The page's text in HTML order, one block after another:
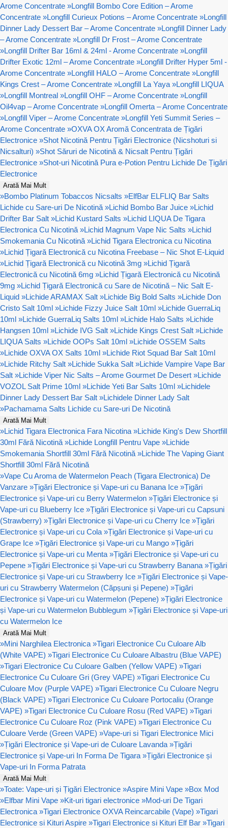
Arome Concentrate »Longfill Bombo Core Edition – Arome
Concentrate »Longfill Curieux Potions – Arome Concentrate »Longfill
Dinner Lady Dessert Bar – Arome Concentrate »Longfill Dinner Lady
– Arome Concentrate »Longfill Dr Frost – Arome Concentrate
»Longfill Drifter Bar 16ml & 24ml - Arome Concentrate »Longfill
Drifter Exotic 12ml – Arome Concentrate »Longfill Drifter Hyper 5ml -
Arome Concentrate »Longfill HALO – Arome Concentrate »Longfill
Kings Crest – Arome Concentrate »Longfill La Yaya »Longfill LIQUA
»Longfill Montreal »Longfill OHF – Arome Concentrate »Longfill
Oil4vap – Arome Concentrate »Longfill Omerta – Arome Concentrate
»Longfill Viper – Arome Concentrate »Longfill Yeti Summit Series –
Arome Concentrate »OXVA OX Aromă Concentrata de Țigări
Electronice »Shot Nicotină Pentru Țigări Electronice (Nicshoturi si
Nicsalturi) »Shot Săruri de Nicotină & Nicsalt Pentru Țigări
Electronice »Shot-uri Nicotină Pura e-Potion Pentru Lichide De Țigări
Electronice
Arată Mai Mult
»Bombo Platinum Tobaccos Nicsalts »ElfBar ELFLIQ Bar Salts
Lichide cu Sare-uri De Nicotină »Lichid Bombo Bar Juice »Lichid
Drifter Bar Salt »Lichid Kustard Salts »Lichid LIQUA De Tigara
Electronica Cu Nicotină »Lichid Magnum Vape Nic Salts »Lichid
Smokemania Cu Nicotină »Lichid Tigara Electronica cu Nicotina
»Lichid Țigară Electronică cu Nicotina Freebase – Nic Shot E-Liquid
»Lichid Țigară Electronică cu Nicotină 3mg »Lichid Țigară
Electronică cu Nicotină 6mg »Lichid Țigară Electronică cu Nicotină
9mg »Lichid Țigară Electronică cu Sare de Nicotină – Nic Salt E-
Liquid »Lichide ARAMAX Salt »Lichide Big Bold Salts »Lichide Don
Cristo Salt 10ml »Lichide Fizzy Juice Salt 10ml »Lichide GuerraLiq
10ml »Lichide GuerraLiq Salts 10ml »Lichide Halo Salts »Lichide
Hangsen 10ml »Lichide IVG Salt »Lichide Kings Crest Salt »Lichide
LIQUA Salts »Lichide OOPs Salt 10ml »Lichide OSSEM Salts
»Lichide OXVA OX Salts 10ml »Lichide Riot Squad Bar Salt 10ml
»Lichide Ritchy Salt »Lichide Sukka Salt »Lichide Vampire Vape Bar
Salt »Lichide Viper Nic Salts – Arome Gourmet De Desert »Lichide
VOZOL Salt Prime 10ml »Lichide Yeti Bar Salts 10ml »Lichidele
Dinner Lady Dessert Bar Salt »Lichidele Dinner Lady Salt
»Pachamama Salts Lichide cu Sare-uri De Nicotină
Arată Mai Mult
»Lichid Tigara Electronica Fara Nicotina »Lichide King's Dew Shortfill
30ml Fără Nicotină »Lichide Longfill Pentru Vape »Lichide
Smokemania Shortfill 30ml Fără Nicotină »Lichide The Vaping Giant
Shortfill 30ml Fără Nicotină
»Vape Cu Aroma de Watermelon Peach (Tigara Electronica) De
Vanzare »Țigări Electronice și Vape-uri cu Banana Ice »Țigări
Electronice și Vape-uri cu Berry Watermelon »Țigări Electronice și
Vape-uri cu Blueberry Ice »Țigări Electronice și Vape-uri cu Capsuni
(Strawberry) »Țigări Electronice și Vape-uri cu Cherry Ice »Țigări
Electronice și Vape-uri cu Cola »Țigări Electronice și Vape-uri cu
Grape Ice »Țigări Electronice și Vape-uri cu Mango »Țigări
Electronice și Vape-uri cu Menta »Țigări Electronice și Vape-uri cu
Pepene »Țigări Electronice și Vape-uri cu Strawberry Banana »Țigări
Electronice și Vape-uri cu Strawberry Ice »Țigări Electronice și Vape-
uri cu Strawberry Watermelon (Căpșuni și Pepene) »Țigări
Electronice și Vape-uri cu Watermelon (Pepene) »Țigări Electronice
și Vape-uri cu Watermelon Bubblegum »Țigări Electronice și Vape-uri
cu Watermelon Ice
Arată Mai Mult
»Mini Narghilea Electronica »Tigari Electronice Cu Culoare Alb
(White VAPE) »Tigari Electronice Cu Culoare Albastru (Blue VAPE)
»Tigari Electronice Cu Culoare Galben (Yellow VAPE) »Tigari
Electronice Cu Culoare Gri (Grey VAPE) »Tigari Electronice Cu
Culoare Mov (Purple VAPE) »Tigari Electronice Cu Culoare Negru
(Black VAPE) »Tigari Electronice Cu Culoare Portocaliu (Orange
VAPE) »Tigari Electronice Cu Culoare Rosu (Red VAPE) »Tigari
Electronice Cu Culoare Roz (Pink VAPE) »Tigari Electronice Cu
Culoare Verde (Green VAPE) »Vape-uri si Tigari Electronice Mici
»Țigări Electronice și Vape-uri de Culoare Lavanda »Țigări
Electronice și Vape-uri In Forma De Tigara »Țigări Electronice și
Vape-uri In Forma Patrata
Arată Mai Mult
»Toate: Vape-uri și Țigări Electronice »Aspire Mini Vape »Box Mod
»Elfbar Mini Vape »Kit-uri tigari electronice »Mod-uri De Tigari
Electronica »Tigari Electronice OXVA Reincarcabile (Vape) »Tigari
Electronice si Kituri Aspire »Tigari Electronice si Kituri Elf Bar »Tigari